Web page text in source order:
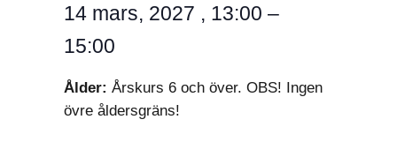
14 mars, 2027 , 13:00 –
15:00
Ålder: Årskurs 6 och över. OBS! Ingen
övre åldersgräns!